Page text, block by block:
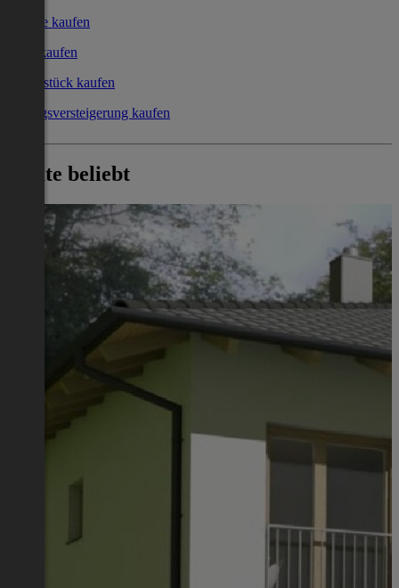
Garage kaufen
Büro kaufen
Grundstück kaufen
Zwangsversteigerung kaufen
Heute beliebt